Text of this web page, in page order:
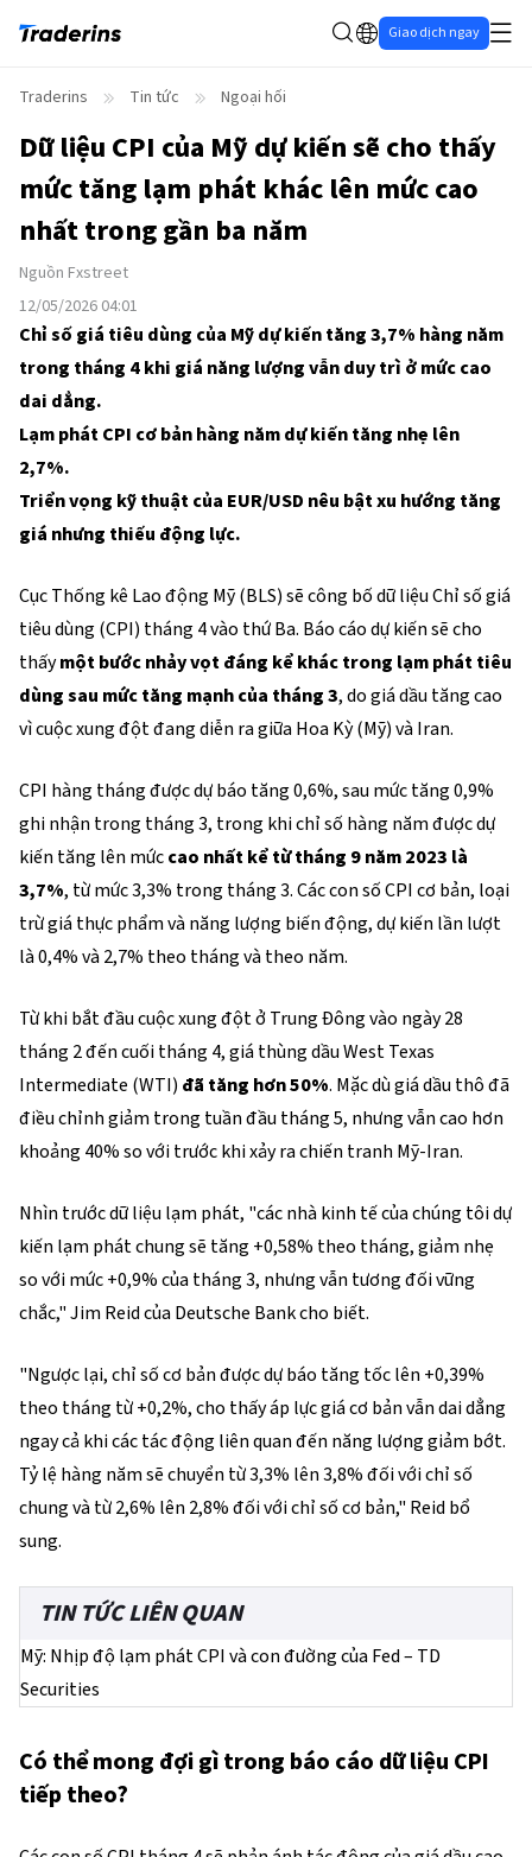
Giao dịch ngay
Traderins Tin tức Ngoại hối
Dữ liệu CPI của Mỹ dự kiến sẽ cho thấy
mức tăng lạm phát khác lên mức cao
nhất trong gần ba năm
Nguồn Fxstreet
12/05/2026 04:01
Chỉ số giá tiêu dùng của Mỹ dự kiến tăng 3,7% hàng năm
trong tháng 4 khi giá năng lượng vẫn duy trì ở mức cao
dai dẳng.
Lạm phát CPI cơ bản hàng năm dự kiến tăng nhẹ lên
2,7%.
Triển vọng kỹ thuật của EUR/USD nêu bật xu hướng tăng
giá nhưng thiếu động lực.
Cục Thống kê Lao động Mỹ (BLS) sẽ công bố dữ liệu Chỉ số giá
tiêu dùng (CPI) tháng 4 vào thứ Ba. Báo cáo dự kiến sẽ cho
thấymột bước nhảy vọt đáng kể khác trong lạm phát tiêu
dùng sau mức tăng mạnh của tháng 3, do giá dầu tăng cao
vì cuộc xung đột đang diễn ra giữa Hoa Kỳ (Mỹ) và Iran.
CPI hàng tháng được dự báo tăng 0,6%, sau mức tăng 0,9%
ghi nhận trong tháng 3, trong khi chỉ số hàng năm được dự
kiến tăng lên mứccao nhất kể từ tháng 9 năm 2023 là
3,7%, từ mức 3,3% trong tháng 3. Các con số CPI cơ bản, loại
trừ giá thực phẩm và năng lượng biến động, dự kiến lần lượt
là 0,4% và 2,7% theo tháng và theo năm.
Từ khi bắt đầu cuộc xung đột ở Trung Đông vào ngày 28
tháng 2 đến cuối tháng 4, giá thùng dầu West Texas
Intermediate (WTI) đã tăng hơn 50%. Mặc dù giá dầu thô đã
điều chỉnh giảm trong tuần đầu tháng 5, nhưng vẫn cao hơn
khoảng 40% so với trước khi xảy ra chiến tranh Mỹ-Iran.
Nhìn trước dữ liệu lạm phát, "các nhà kinh tế của chúng tôi dự
kiến lạm phát chung sẽ tăng +0,58% theo tháng, giảm nhẹ
so với mức +0,9% của tháng 3, nhưng vẫn tương đối vững
chắc," Jim Reid của Deutsche Bank cho biết.
"Ngược lại, chỉ số cơ bản được dự báo tăng tốc lên +0,39%
theo tháng từ +0,2%, cho thấy áp lực giá cơ bản vẫn dai dẳng
ngay cả khi các tác động liên quan đến năng lượng giảm bớt.
Tỷ lệ hàng năm sẽ chuyển từ 3,3% lên 3,8% đối với chỉ số
chung và từ 2,6% lên 2,8% đối với chỉ số cơ bản," Reid bổ
sung.
TIN TỨC LIÊN QUAN
Mỹ: Nhịp độ lạm phát CPI và con đường của Fed – TD
Securities
Có thể mong đợi gì trong báo cáo dữ liệu CPI
tiếp theo?